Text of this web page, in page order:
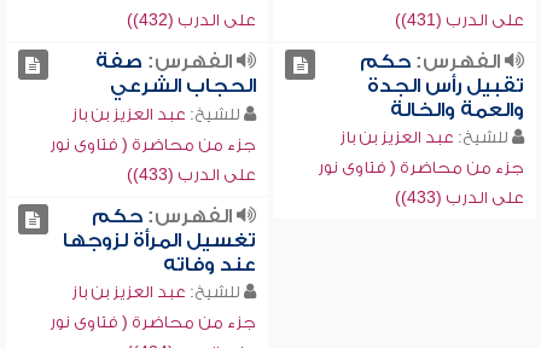
على الدرب (431))
على الدرب (432))
الفهرس:حكم
تقبيل رأس الجدة
والعمة والخالة
للشيخ: عبد العزيز بن باز
جزء من محاضرة ( فتاوى نور
على الدرب (433))
الفهرس: صفة
الحجاب الشرعي
للشيخ: عبد العزيز بن باز
جزء من محاضرة ( فتاوى نور
على الدرب (433))
الفهرس:حكم
تغسيل المرأة لزوجها
عند وفاته
للشيخ: عبد العزيز بن باز
جزء من محاضرة ( فتاوى نور